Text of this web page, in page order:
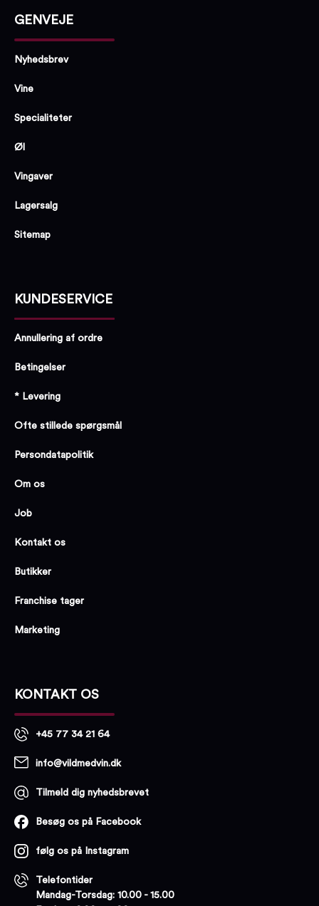
GENVEJE
Nyhedsbrev
Vine
Specialiteter
Øl
Vingaver
Lagersalg
Sitemap
KUNDESERVICE
Annullering af ordre
Betingelser
* Levering
Ofte stillede spørgsmål
Persondatapolitik
Om os
Job
Kontakt os
Butikker
Franchise tager
Marketing
KONTAKT OS
+45 77 34 21 64
info@vildmedvin.dk
Tilmeld dig nyhedsbrevet
Besøg os på Facebook
følg os på Instagram
Telefontider
Mandag-Torsdag: 10.00 - 15.00